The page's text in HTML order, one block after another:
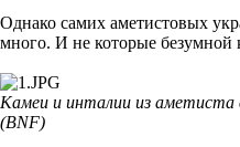
Однако самих аметистовых
много. И не которые безумной
Камеи и инталии из аметиста
(BNF)